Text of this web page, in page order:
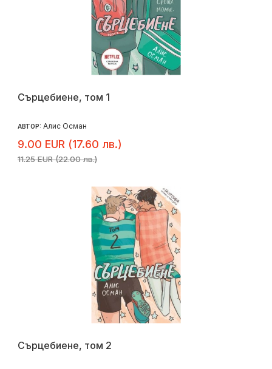
Сърцебиене, том 1
АВТОР: Алис Осман
9.00 EUR (17.60 лв.)
11.25 EUR (22.00 лв.)
Сърцебиене, том 2